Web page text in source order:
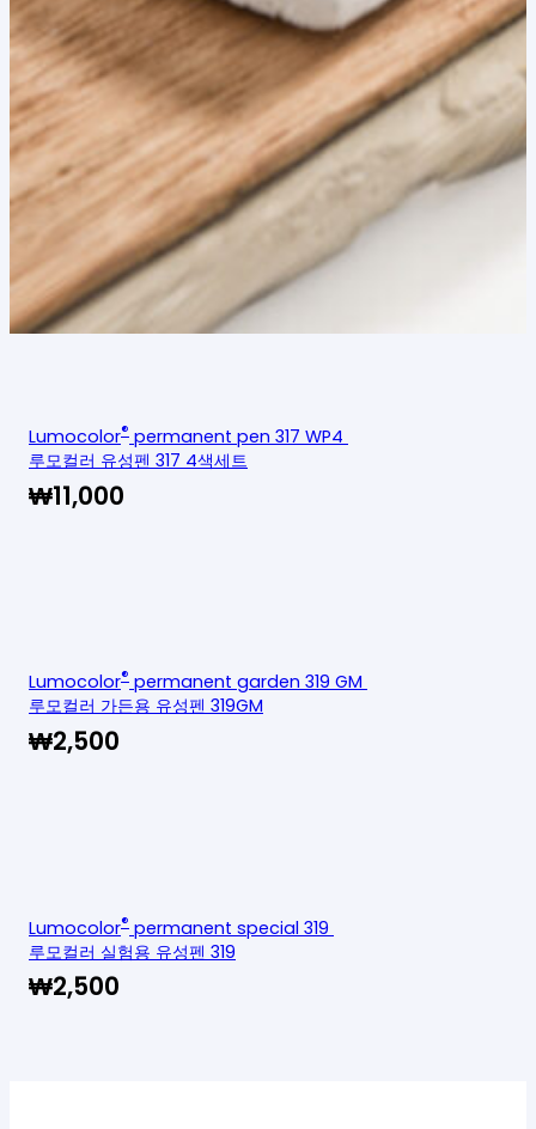
Lumocolor® permanent pen 317 WP4
루모컬러 유성펜 317 4색세트
₩11,000
Lumocolor® permanent garden 319 GM
루모컬러 가든용 유성펜 319GM
₩2,500
Lumocolor® permanent special 319
루모컬러 실험용 유성펜 319
₩2,500